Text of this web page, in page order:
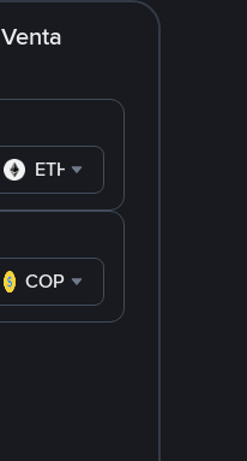
Venta
COP
ETH